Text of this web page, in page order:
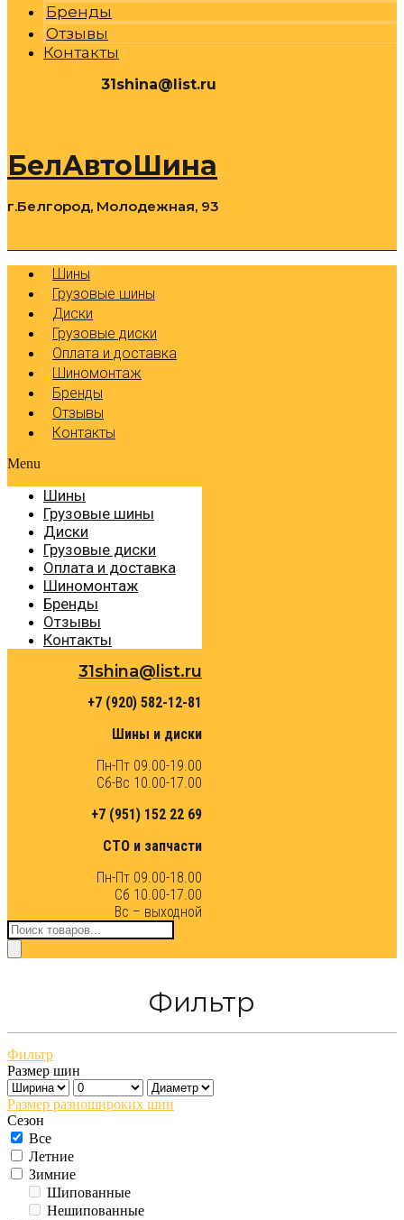
Бренды
Отзывы
Контакты
31shina@list.ru
БелАвтоШина
г.Белгород, Молодежная, 93
Шины
Грузовые шины
Диски
Грузовые диски
Оплата и доставка
Шиномонтаж
Бренды
Отзывы
Контакты
Menu
Шины
Грузовые шины
Диски
Грузовые диски
Оплата и доставка
Шиномонтаж
Бренды
Отзывы
Контакты
31shina@list.ru
+7 (920) 582-12-81
Шины и диски
Пн-Пт 09.00-19.00
Сб-Вс 10.00-17.00
+7 (951) 152 22 69
СТО и запчасти
Пн-Пт 09.00-18.00
Сб 10.00-17.00
Вс – выходной
Поиск
товаров
Фильтр
Фильтр
Размер шин
Размер разношироких шин
Сезон
Все
Летние
Зимние
Шипованные
Нешипованные